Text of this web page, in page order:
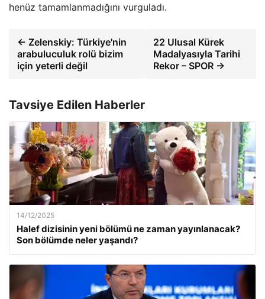
henüz tamamlanmadığını vurguladı.
← Zelenskiy: Türkiye'nin
arabuluculuk rolü bizim
için yeterli değil
22 Ulusal Kürek
Madalyasıyla Tarihi
Rekor – SPOR →
Tavsiye Edilen Haberler
14/12/2025
Halef dizisinin yeni bölümü ne zaman yayınlanacak?
Son bölümde neler yaşandı?